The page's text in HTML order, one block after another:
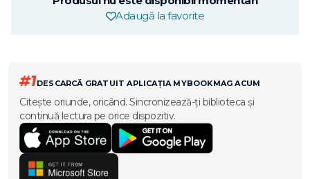
Adaugă la favorite
#1DESCARCĂ GRATUIT APLICAȚIA MYBOOKMAG ACUM
Citește oriunde, oricând. Sincronizează-ți biblioteca și
continuă lectura pe orice dispozitiv.